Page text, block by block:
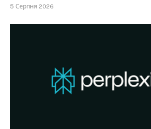
5 Серпня 2026